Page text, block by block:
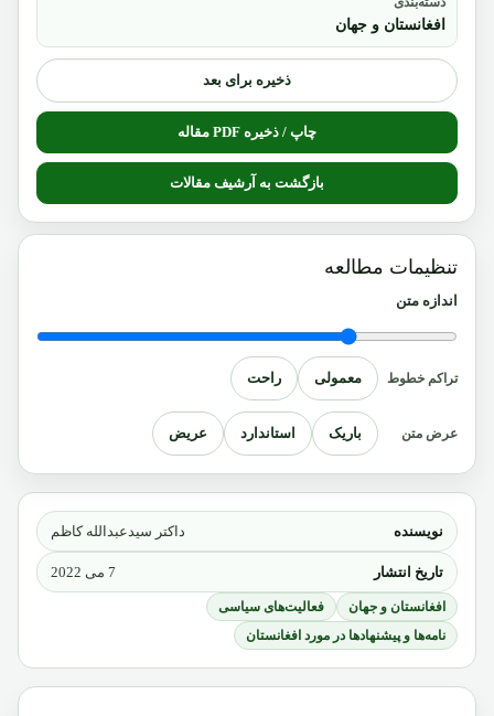
نویسنده داکتر سیدعبدالله کاظم
تاریخ انتشار 7 می 2022
افغانستان و جهان
فعالیت‌های سیاسی
نامه‌ها و پیشنهادها در مورد افغانستان
افغانستان و جهان
ذخیره برای بعد
چاپ / ذخیره PDF مقاله
بازگشت به آرشیف مقالات
تنظیمات مطالعه
اندازه متن
تراکم خطوط معمولی راحت
عرض متن باریک استاندارد عریض